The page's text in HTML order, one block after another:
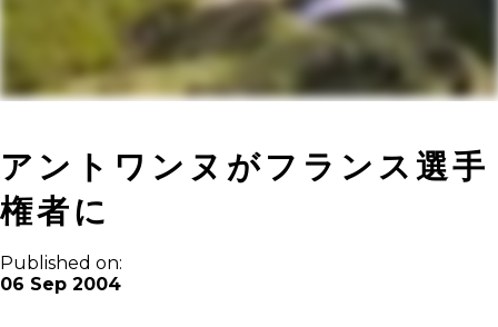
アントワンヌがフランス選手
権者に
Published on:
06 Sep 2004